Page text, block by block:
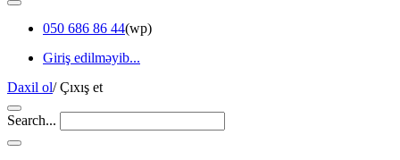
050 686 86 44(wp)
Giriş edilməyib...
Daxil ol/Çıxış et
Search...